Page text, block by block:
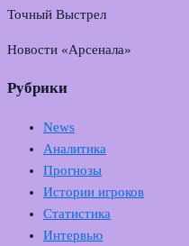
Точный Выстрел
Новости «Арсенала»
Рубрики
News
Аналитика
Прогнозы
Истории игроков
Статистика
Интервью